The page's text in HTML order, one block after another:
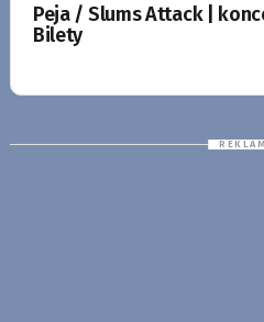
Peja / Slums Attack |
Bilety